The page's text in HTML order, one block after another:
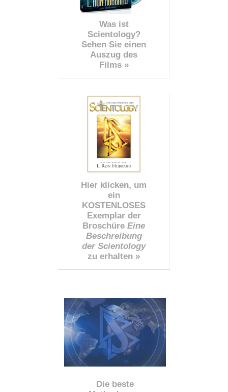
Was ist
Scientology?
Sehen Sie einen
Auszug des
Films »
Hier klicken, um
ein
KOSTENLOSES
Exemplar der
Broschüre Eine
Beschreibung
der Scientology
zu erhalten »
Die beste